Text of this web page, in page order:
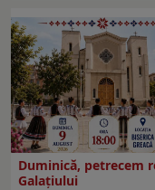
Duminică, petrecem
Galaţiului